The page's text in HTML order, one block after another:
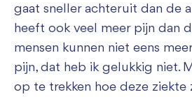
gaat sneller achteruit dan de
heeft ook veel meer pijn dan
mensen kunnen niet eens
pijn, dat heb ik gelukkig niet.
op te trekken hoe deze ziekte